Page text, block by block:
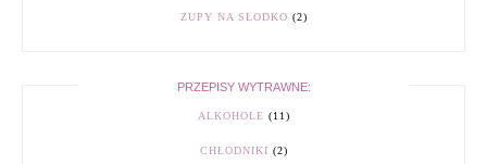
ZUPY NA SŁODKO (2)
PRZEPISY WYTRAWNE:
ALKOHOLE (11)
CHŁODNIKI (2)